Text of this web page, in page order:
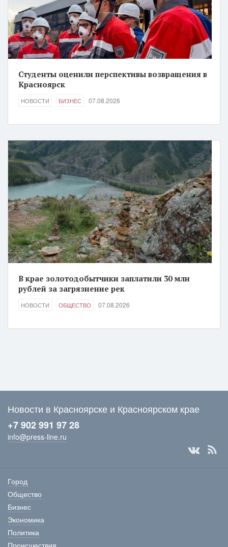
Студенты оценили перспективы возвращения в
Красноярск
НОВОСТИ БИЗНЕС 07.08.2026
В крае золотодобытчики заплатили 30 млн
рублей за загрязнение рек
НОВОСТИ ОБЩЕСТВО 07.08.2026
Новости в Красноярске и Красноярском крае
+7 902 991 97 28
info@press-line.ru
Город
Общество
Бизнес
Экономика
Политика
Происшествия